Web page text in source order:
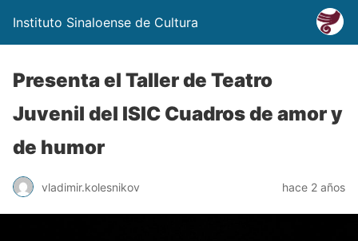
Instituto Sinaloense de Cultura
Presenta el Taller de Teatro
Juvenil del ISIC Cuadros de amor y
de humor
vladimir.kolesnikov hace 2 años